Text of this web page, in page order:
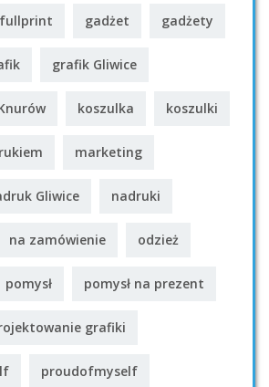
fullprint gadżet gadżety
grafik Gliwice
koszulka koszulki
marketing
Gliwice nadruki
na zamówienie odzież
pomysł pomysł na prezent
grafiki
proudofmyself